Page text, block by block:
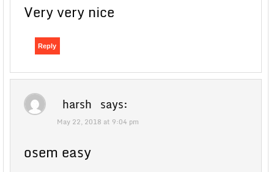
Very very nice
Reply
harsh says:
May 22, 2018 at 9:04 pm
osem easy